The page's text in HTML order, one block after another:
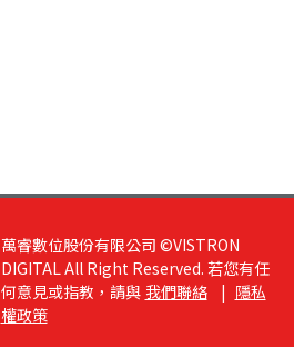
萬睿數位股份有限公司 ©VISTRON
DIGITAL All Right Reserved. 若您有任
何意見或指教，請與 我們聯絡 | 隱私
權政策